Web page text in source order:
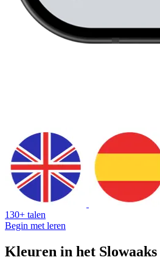
130+ talen
Begin met leren
Kleuren in het Slowaaks